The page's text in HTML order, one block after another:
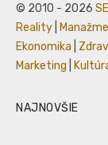
© 2010 - 2026
Reality
Ekonomika
Marketing
NAJNOVŠIE